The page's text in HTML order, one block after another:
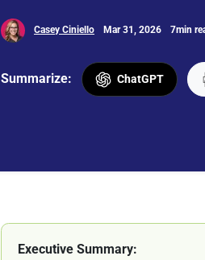
Casey Ciniello Mar 31, 2026 7min
Summarize: ChatGPT
Executive Summary: